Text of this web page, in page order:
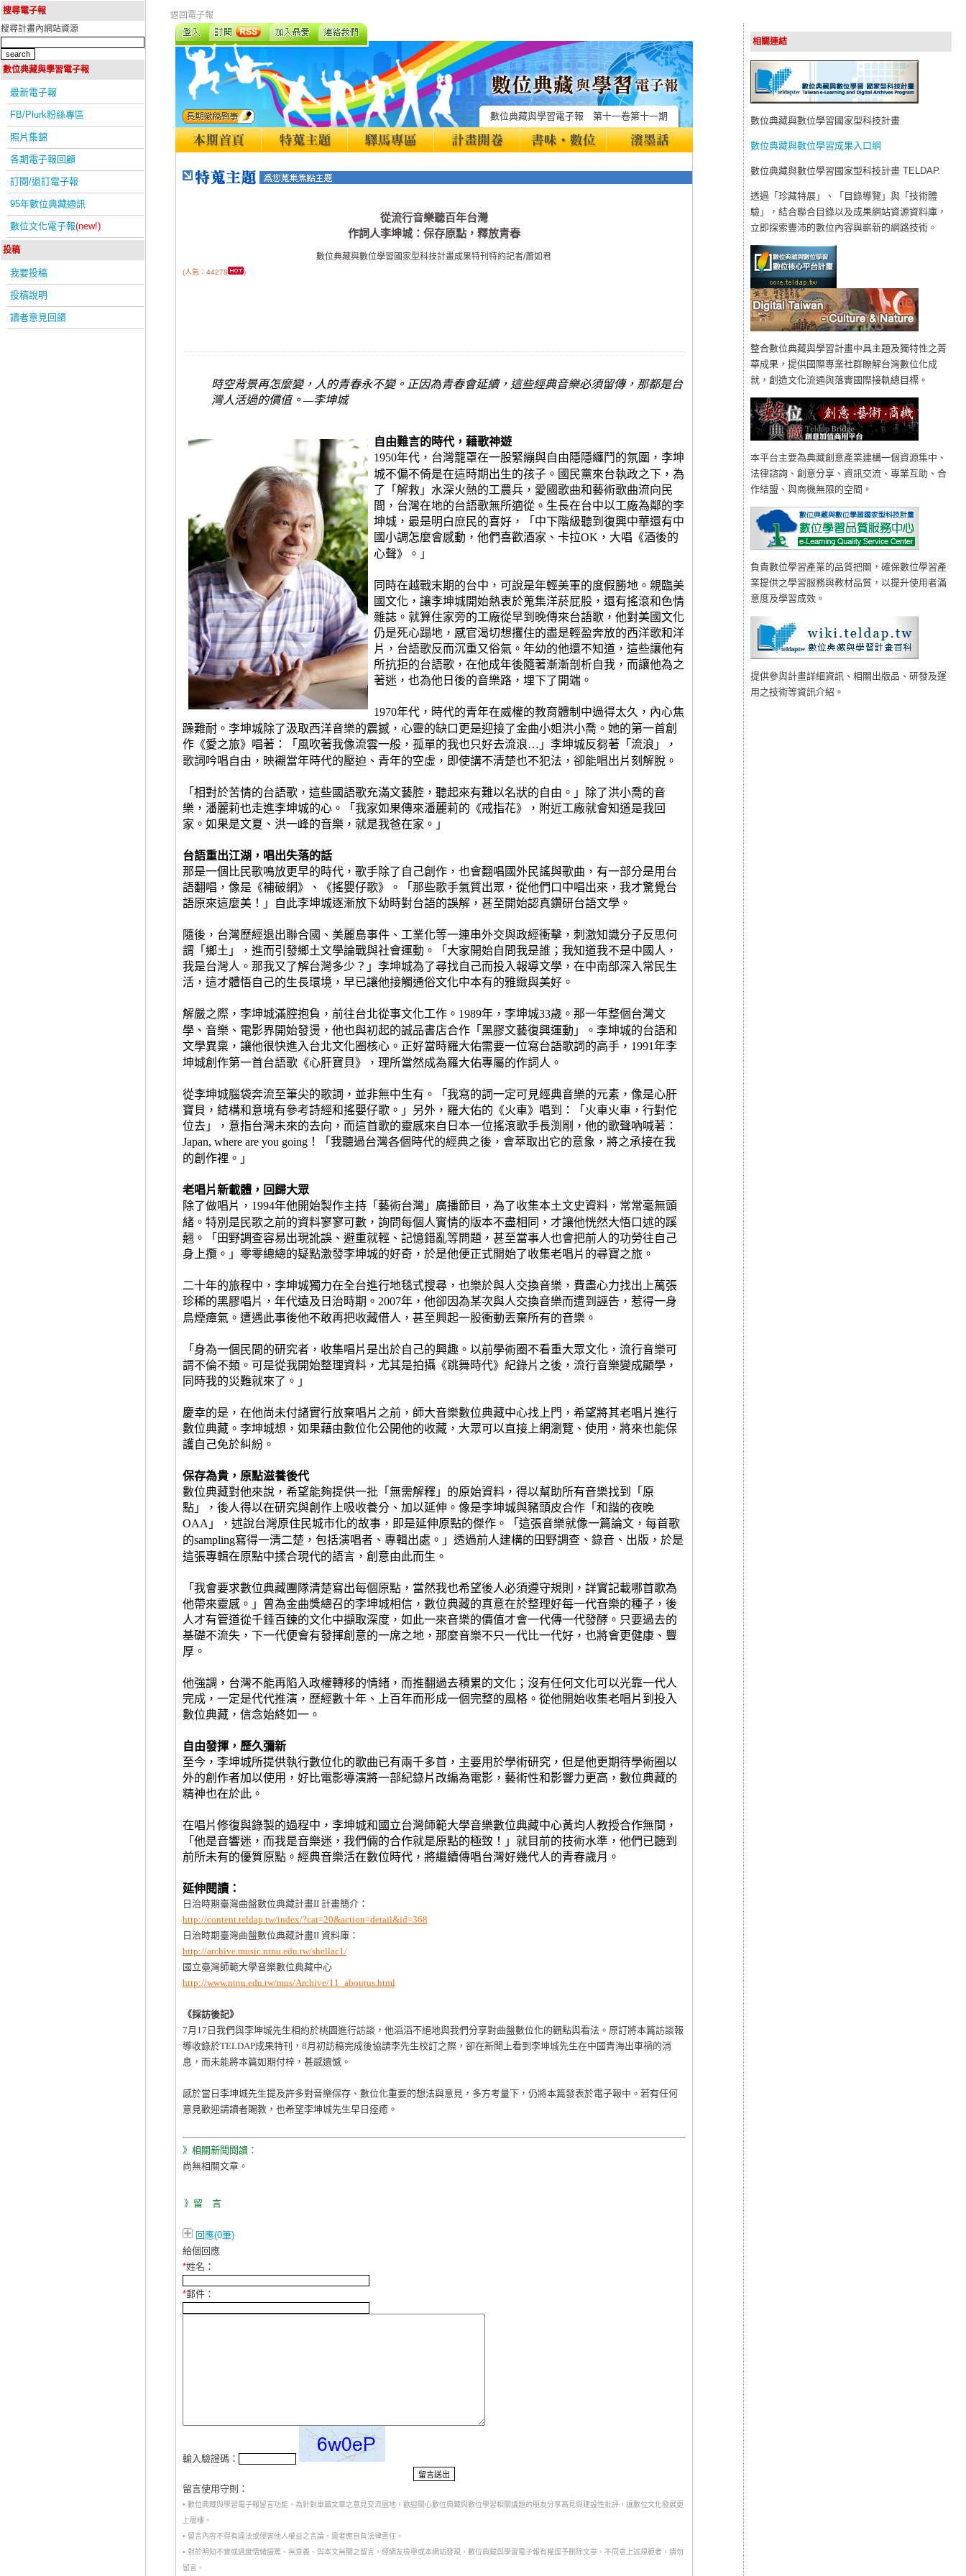
搜尋電子報
搜尋計畫內網站資源
數位典藏與學習電子報
最新電子報
FB/Plurk粉絲專區
照片集錦
各期電子報回顧
訂閱/退訂電子報
95年數位典藏通訊
數位文化電子報(new!)
投稿
我要投稿
投稿說明
讀者意見回饋
返回電子報
相關連結
數位典藏與數位學習國家型科技計畫
數位典藏與數位學習成果入口網
數位典藏與數位學習國家型科技計畫 TELDAP.
透過「珍藏特展」、「目錄導覽」與「技術體
驗」，結合聯合目錄以及成果網站資源資料庫，
立即探索豐沛的數位內容與嶄新的網路技術。
整合數位典藏與學習計畫中具主題及獨特性之菁
華成果，提供國際專業社群瞭解台灣數位化成
就，創造文化流通與落實國際接軌總目標。
本平台主要為典藏創意產業建構一個資源集中、
法律諮詢、創意分享、資訊交流、專業互助、合
作結盟、與商機無限的空間。
負責數位學習產業的品質把關，確保數位學習產
業提供之學習服務與教材品質，以提升使用者滿
意度及學習成效。
提供參與計畫詳細資訊、相關出版品、研發及運
用之技術等資訊介紹。
數位典藏與學習電子報 第十一卷第十一期
從流行音樂聽百年台灣
作詞人李坤城：保存原點，釋放青春
數位典藏與數位學習國家型科技計畫成果特刊特約記者/蕭如君
(人氣：44278 )
時空背景再怎麼變，人的青春永不變。正因為青春會延續，這些經典音樂必須留傳，那都是台
灣人活過的價值。 —李坤城
自由難言的時代，藉歌神遊
1950年代，台灣籠罩在一股緊繃與自由隱隱纏鬥的氛圍，李坤
城不偏不倚是在這時期出生的孩子。國民黨來台執政之下，為
了「解救」水深火熱的工農兵，愛國歌曲和藝術歌曲流向民
間，台灣在地的台語歌無所適從。生長在台中以工廠為鄰的李
坤城，最是明白庶民的喜好，「中下階級聽到復興中華還有中
國小調怎麼會感動，他們喜歡酒家、卡拉OK，大唱《酒後的
心聲》。」
同時在越戰末期的台中，可說是年輕美軍的度假勝地。親臨美
國文化，讓李坤城開始熱衷於蒐集洋菸屁股，還有搖滾和色情
雜誌。就算住家旁的工廠從早到晚傳來台語歌，他對美國文化
仍是死心蹋地，感官渴切想攫住的盡是輕盈奔放的西洋歌和洋
片，台語歌反而沉重又俗氣。年幼的他還不知道，這些讓他有
所抗拒的台語歌，在他成年後隨著漸漸剖析自我，而讓他為之
著迷，也為他日後的音樂路，埋下了開端。
1970年代，時代的青年在威權的教育體制中過得太久，內心焦
躁難耐。李坤城除了汲取西洋音樂的震撼，心靈的缺口更是迎接了金曲小姐洪小喬。她的第一首創
作《愛之旅》唱著：「風吹著我像流雲一般，孤單的我也只好去流浪… 」李坤城反芻著「流浪」，
歌詞吟唱自由，映襯當年時代的壓迫、青年的空虛，即使講不清楚也不犯法，卻能唱出片刻解脫。
「相對於苦情的台語歌，這些國語歌充滿文藝腔，聽起來有難以名狀的自由。」除了洪小喬的音
樂，潘麗莉也走進李坤城的心。「我家如果傳來潘麗莉的《戒指花》，附近工廠就會知道是我回
家。如果是文夏、洪一峰的音樂，就是我爸在家。」
台語重出江湖，唱出失落的話
那是一個比民歌鳴放更早的時代，歌手除了自己創作，也會翻唱國外民謠與歌曲，有一部分是用台
語翻唱，像是《補破網》、《搖嬰仔歌》。「那些歌手氣質出眾，從他們口中唱出來，我才驚覺台
語原來這麼美！」自此李坤城逐漸放下幼時對台語的誤解，甚至開始認真鑽研台語文學。
隨後，台灣歷經退出聯合國、美麗島事件、工業化等一連串外交與政經衝擊，刺激知識分子反思何
謂「鄉土」，進而引發鄉土文學論戰與社會運動。「大家開始自問我是誰；我知道我不是中國人，
我是台灣人。那我又了解台灣多少？」李坤城為了尋找自己而投入報導文學，在中南部深入常民生
活，這才體悟自己的生長環境，早已讓他接觸通俗文化中本有的雅緻與美好。
解嚴之際，李坤城滿腔抱負，前往台北從事文化工作。 1989年，李坤城33歲。那一年整個台灣文
學、音樂、電影界開始發燙，他也與初起的誠品書店合作「黑膠文藝復興運動」。李坤城的台語和
文學異稟，讓他很快進入台北文化圈核心。正好當時羅大佑需要一位寫台語歌詞的高手， 1991年李
坤城創作第一首台語歌《心肝寶貝》，理所當然成為羅大佑專屬的作詞人。
從李坤城腦袋奔流至筆尖的歌詞，並非無中生有。「我寫的詞一定可見經典音樂的元素，像是心肝
寶貝，結構和意境有參考詩經和搖嬰仔歌。」另外，羅大佑的《火車》唱到：「火車火車， 行對佗
位去」 ，意指台灣未來的去向，而這首歌的靈感來自日本一位搖滾歌手長渕剛，他的歌聲吶喊著：
Japan, where are you going！「我聽過台灣各個時代的經典之後，會萃取出它的意象，將之承接在我
的創作裡。」
老唱片新載體，回歸大眾
除了做唱片， 1994年他開始製作主持「藝術台灣」廣播節目，為了收集本土文史資料，常常毫無頭
緒。特別是民歌之前的資料寥寥可數，詢問每個人實情的版本不盡相同，才讓他恍然大悟口述的蹊
翹。「田野調查容易出現訛誤、避重就輕、記憶錯亂等問題，甚至當事人也會把前人的功勞往自己
身上攬。」零零總總的疑點激發李坤城的好奇，於是他便正式開始了收集老唱片的尋寶之旅。
二十年的旅程中，李坤城獨力在全台進行地毯式搜尋，也樂於與人交換音樂，費盡心力找出上萬張
珍稀的黑膠唱片，年代遠及日治時期。 2007年，他卻因為某次與人交換音樂而遭到誣告，惹得一身
烏煙瘴氣。遭遇此事後他不敢再把收藏借人，甚至興起一股衝動丟棄所有的音樂。
「身為一個民間的研究者，收集唱片是出於自己的興趣。以前學術圈不看重大眾文化，流行音樂可
謂不倫不類。可是從我開始整理資料，尤其是拍攝《跳舞時代》紀錄片之後，流行音樂變成顯學，
同時我的災難就來了。」
慶幸的是，在他尚未付諸實行放棄唱片之前， 師大音樂數位典藏中心找上門，希望將其老唱片進行
數位典藏。李坤城想，如果藉由數位化公開他的收藏，大眾可以直接上網瀏覽、使用，將來也能保
護自己免於糾紛。
保存為貴，原點滋養後代
數位典藏對他來說，希望能夠提供一批「無需解釋」的原始資料，得以幫助所有音樂找到「原
點」，後人得以在研究與創作上吸收養分、加以延伸。像是李坤城與豬頭皮合作「和諧的夜晚
OAA」，述說台灣原住民城市化的故事，即是延伸原點的傑作。「這張音樂就像一篇論文，每首歌
的sampling寫得一清二楚，包括演唱者、專輯出處。」透過前人建構的田野調查、錄音、出版，於是
這張專輯在原點中揉合現代的語言，創意由此而生。
「我會要求數位典藏團隊清楚寫出每個原點，當然我也希望後人必須遵守規則，詳實記載哪首歌為
他帶來靈感。」曾為金曲獎總召的李坤城相信，數位典藏的真意在於整理好每一代音樂的種子，後
人才有管道從千錘百鍊的文化中擷取深度，如此一來音樂的價值才會一代傳一代發酵。只要過去的
基礎不流失，下一代便會有發揮創意的一席之地，那麼音樂不只一代比一代好，也將會更健康、豐
厚。
他強調，台灣不能再陷入政權轉移的情緒，而推翻過去積累的文化；沒有任何文化可以光靠一代人
完成，一定是代代推演，歷經數十年、上百年而形成一個完整的風格。從他開始收集老唱片到投入
數位典藏，信念始終如一。
自由發揮，歷久彌新
至今，李坤城所提供執行數位化的歌曲已有兩千多首，主要用於學術研究，但是他更期待學術圈以
外的創作者加以使用，好比電影導演將一部紀錄片改編為電影，藝術性和影響力更高，數位典藏的
精神也在於此。
在唱片修復與錄製的過程中，李坤城和國立台灣師範大學音樂數位典藏中心黃均人教授合作無間，
「他是音響迷，而我是音樂迷，我們倆的合作就是原點的極致！」就目前的技術水準，他們已聽到
前所未有的優質原點。經典音樂活在數位時代，將繼續傳唱台灣好幾代人的青春歲月。
延伸閱讀：
日治時期臺灣曲盤數位典藏計畫II 計畫簡介：
http://content.teldap.tw/index/?cat=20&action=detail&id=368
日治時期臺灣曲盤數位典藏計畫II 資料庫：
http://archive.music.ntnu.edu.tw/shellac1/
國立臺灣師範大學音樂數位典藏中心
http://www.ntnu.edu.tw/mus/Archive/11_aboutus.html
《採訪後記》
7月17日我們與李坤城先生相約於桃園進行訪談，他滔滔不絕地與我們分享對曲盤數位化的觀點與看法。原訂將本篇訪談報
導收錄於TELDAP成果特刊，8月初訪稿完成後協請李先生校訂之際，卻在新聞上看到李坤城先生在中國青海出車禍的消
息，而未能將本篇如期付梓，甚感遺憾。
感於當日李坤城先生提及許多對音樂保存、數位化重要的想法與意見，多方考量下，仍將本篇發表於電子報中。若有任何
意見歡迎請讀者賜教，也希望李坤城先生早日痊癒。
》相關新聞閱讀：
尚無相關文章。
》留 言
回應(0筆)
給個回應
*姓名：
*郵件：
輸入驗證碼：
留言使用守則：
• 數位典藏與學習電子報留言功能，為針對單篇文章之意見交流園地，歡迎關心數位典藏與數位學習相關議題的朋友分享高見與建設性批評，讓數位文化發展更
上層樓。
• 留言內容不得有違法或侵害他人權益之言論，違者應自負法律責任。
• 對於明知不實或過度情緒謾罵、無意義、與本文無關之留言，經網友檢舉或本網站發現，數位典藏與學習電子報有權逕予刪除文章。不同意上述規範者，請勿
留言。